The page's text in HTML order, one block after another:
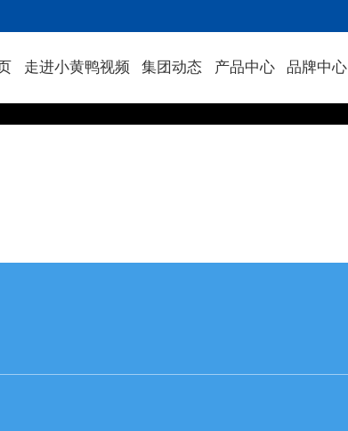
走进小黄鸭视频 集团动态 产品中心 品牌中心